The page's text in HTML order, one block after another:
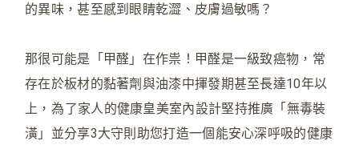
的異味，甚至感到眼睛乾澀、皮膚過敏嗎？
那很可能是「甲醛」在作祟！甲醛是一級致癌物，常
存在於板材的黏著劑與油漆中揮發期甚至長達10年以
上 ，為了家人的健康皇美室內設計堅持推廣「無毒裝
潢」並分享3大守則助您打造一個能安心深呼吸的健康